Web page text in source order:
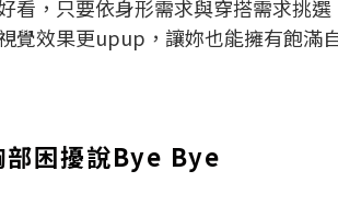
看，只要依身形需求與穿搭需求挑選
覺效果更upup，讓妳也能擁有飽滿
部困擾說Bye Bye